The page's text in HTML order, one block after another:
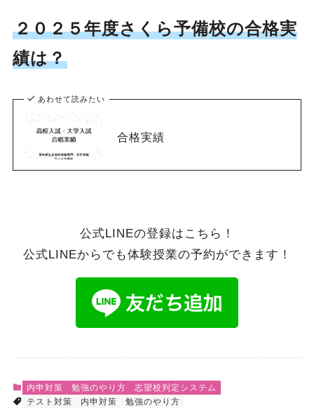
２０２５年度さくら予備校の合格実
績は？
あわせて読みたい
合格実績
公式LINEの登録はこちら！
公式LINEからでも体験授業の予約ができます！
内申対策 勉強のやり方
志望校判定システム
テスト対策
内申対策
勉強のやり方